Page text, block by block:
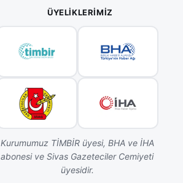
ÜYELIKLERIMIZ
Kurumumuz TİMBİR üyesi, BHA ve İHA
abonesi ve Sivas Gazeteciler Cemiyeti
üyesidir.